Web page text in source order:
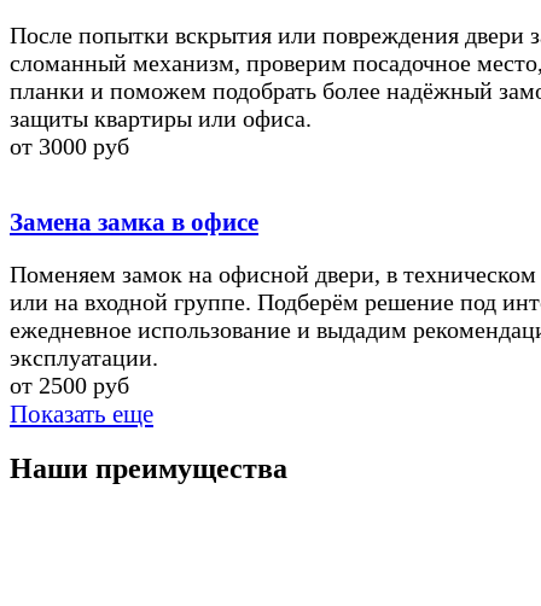
После попытки вскрытия или повреждения двери
сломанный механизм, проверим посадочное
планки и поможем подобрать более надёжный
защиты квартиры или офиса.
от 3000 руб
Замена замка в офисе
Поменяем замок на офисной двери, в
или на входной группе. Подберём решение под
ежедневное использование и выдадим
эксплуатации.
от 2500 руб
Показать еще
Наши преимущества